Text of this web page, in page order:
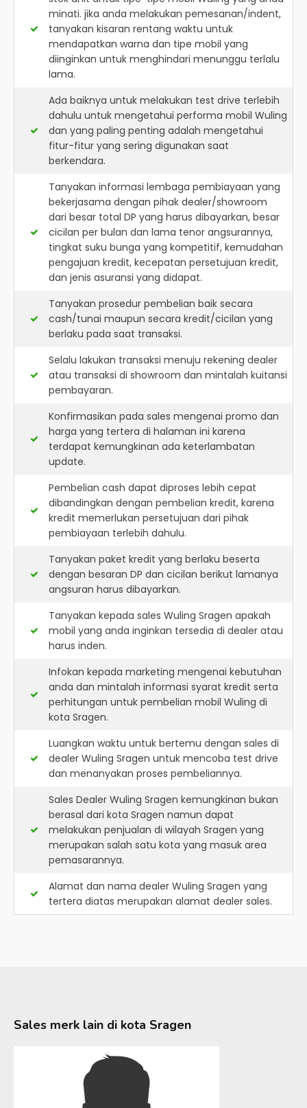
minati. jika anda melakukan pemesanan/indent,
tanyakan kisaran rentang waktu untuk
mendapatkan warna dan tipe mobil yang
diinginkan untuk menghindari menunggu terlalu
lama.
Ada baiknya untuk melakukan test drive terlebih
dahulu untuk mengetahui performa mobil Wuling
dan yang paling penting adalah mengetahui
fitur-fitur yang sering digunakan saat
berkendara.
Tanyakan informasi lembaga pembiayaan yang
bekerjasama dengan pihak dealer/showroom
dari besar total DP yang harus dibayarkan, besar
cicilan per bulan dan lama tenor angsurannya,
tingkat suku bunga yang kompetitif, kemudahan
pengajuan kredit, kecepatan persetujuan kredit,
dan jenis asuransi yang didapat.
Tanyakan prosedur pembelian baik secara
cash/tunai maupun secara kredit/cicilan yang
berlaku pada saat transaksi.
Selalu lakukan transaksi menuju rekening dealer
atau transaksi di showroom dan mintalah kuitansi
pembayaran.
Konfirmasikan pada sales mengenai promo dan
harga yang tertera di halaman ini karena
terdapat kemungkinan ada keterlambatan
update.
Pembelian cash dapat diproses lebih cepat
dibandingkan dengan pembelian kredit, karena
kredit memerlukan persetujuan dari pihak
pembiayaan terlebih dahulu.
Tanyakan paket kredit yang berlaku beserta
dengan besaran DP dan cicilan berikut lamanya
angsuran harus dibayarkan.
Tanyakan kepada sales Wuling Sragen apakah
mobil yang anda inginkan tersedia di dealer atau
harus inden.
Infokan kepada marketing mengenai kebutuhan
anda dan mintalah informasi syarat kredit serta
perhitungan untuk pembelian mobil Wuling di
kota Sragen.
Luangkan waktu untuk bertemu dengan sales di
dealer Wuling Sragen untuk mencoba test drive
dan menanyakan proses pembeliannya.
Sales Dealer Wuling Sragen kemungkinan bukan
berasal dari kota Sragen namun dapat
melakukan penjualan di wilayah Sragen yang
merupakan salah satu kota yang masuk area
pemasarannya.
Alamat dan nama dealer Wuling Sragen yang
tertera diatas merupakan alamat dealer sales.
Sales merk lain di kota Sragen